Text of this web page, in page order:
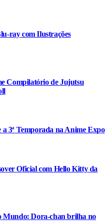
ray com Ilustrações
Compilatório de Jujutsu
3ª Temporada na Anime Expo
Oficial com Hello Kitty da
Mundo: Dora-chan brilha no